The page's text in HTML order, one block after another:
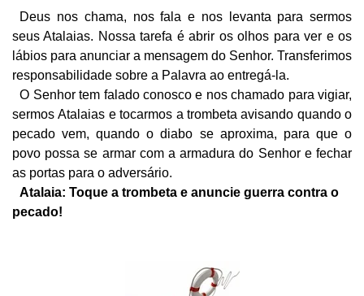
Deus nos chama, nos fala e nos levanta para sermos
seus Atalaias. Nossa tarefa é abrir os olhos para ver e os
lábios para anunciar a mensagem do Senhor. Transferimos
responsabilidade sobre a Palavra ao entregá-la.
O Senhor tem falado conosco e nos chamado para vigiar,
sermos Atalaias e tocarmos a trombeta avisando quando o
pecado vem, quando o diabo se aproxima, para que o
povo possa se armar com a armadura do Senhor e fechar
as portas para o adversário.
Atalaia: Toque a trombeta e anuncie guerra contra o
pecado!